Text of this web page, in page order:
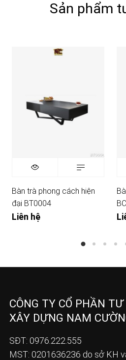
Sản phẩm
Bàn trà phong cách hiện
đại BT0004
Liên hệ
CÔNG TY CỔ PHẦN
XÂY DỰNG NAM
SĐT: 0976.222.555
MST: 0201636236 do sở KH